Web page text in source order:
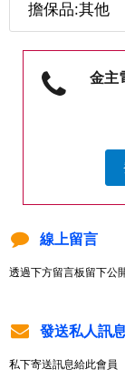
擔保品:其他
金主
線上留言
透過下方留言板留下公
發送私人訊息
私下寄送訊息給此會員